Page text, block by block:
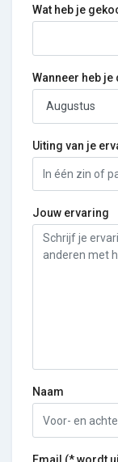
Wat heb je
Wanneer heb je
Uiting van je
Jouw ervaring
Naam